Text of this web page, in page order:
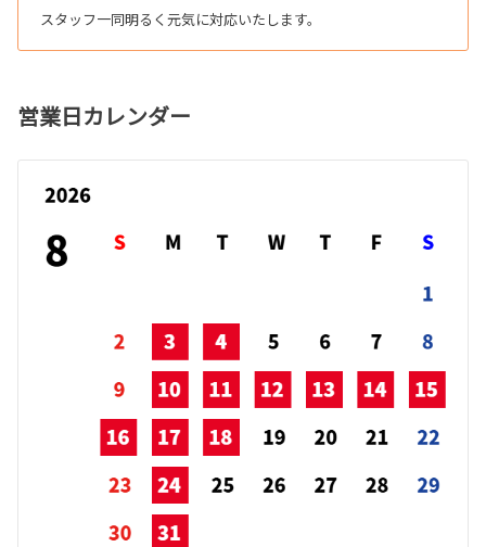
スタッフ一同明るく元気に対応いたします。
営業日カレンダー